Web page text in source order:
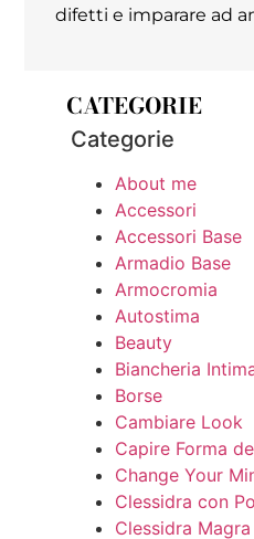
difetti e imparare ad
CATEGORIE
Categorie
About me
Accessori
Accessori Base
Armadio Base
Armocromia
Autostima
Beauty
Biancheria
Borse
Cambiare Look
Capire Forma
Change Your
Clessidra con
Clessidra Magra